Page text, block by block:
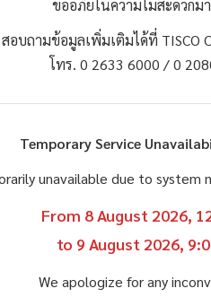
ขออภัยในความไม่สะดวก
สอบถามข้อมูลเพิ่มเติมได้ที่ TISCO
โทร. 0 2633 6000 / 0
Temporary Service
unavailable due to system
From 8 August 2026,
to 9 August 2026,
We apologize for any